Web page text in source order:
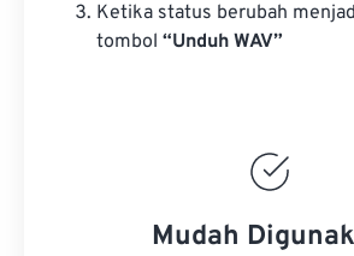
Ketika status berubah
tombol “Unduh WAV”
Mudah